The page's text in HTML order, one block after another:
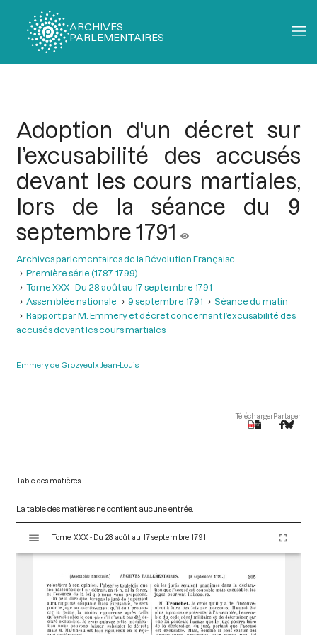
ARCHIVES
PARLEMENTAIRES
Adoption d'un décret sur
l’excusabilité des accusés
devant les cours martiales,
lors de la séance du 9
septembre 1791
Archives parlementaires de la Révolution Française
Première série (1787-1799)
Tome XXX - Du 28 août au 17 septembre 1791
Assemblée nationale
9 septembre 1791
Séance du matin
Rapport par M. Emmery et décret concernant l’excusabilité des
accusés devant les cours martiales
Emmery de Grozyeulx Jean-Louis
TéléchargerPartager
Table des matières
La table des matières ne contient aucune entrée.
s
Tome XXX - Du 28 août au 17 septembre 1791